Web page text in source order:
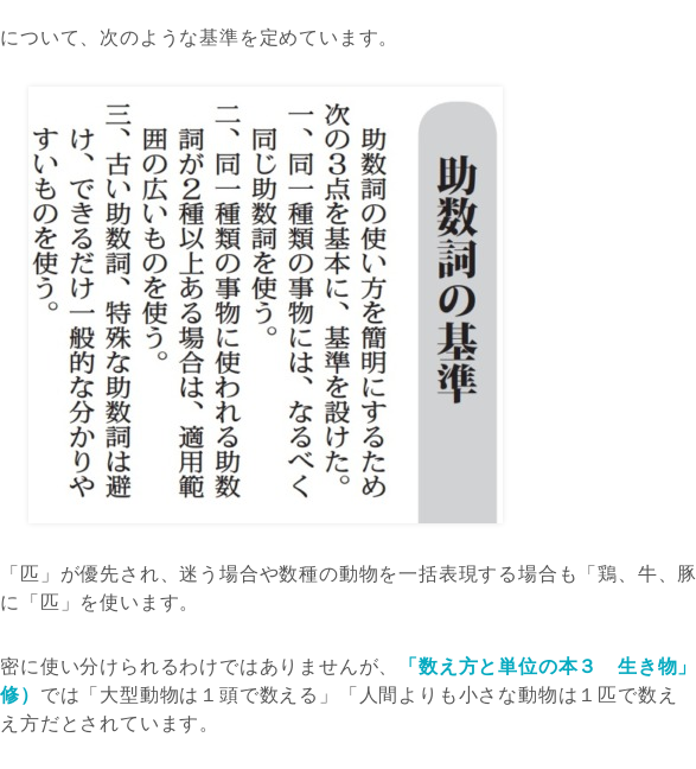
ついて、次のような基準を定めています。
匹」が優先され、迷う場合や数種の動物を一括表現する場合も「鶏、牛、豚
「匹」を使います。
に使い分けられるわけではありませんが、
「数え方と単位の本３ 生き物」
） では「大型動物は１頭で数える」「人間よりも小さな動物は１匹で数え
方だとされています。